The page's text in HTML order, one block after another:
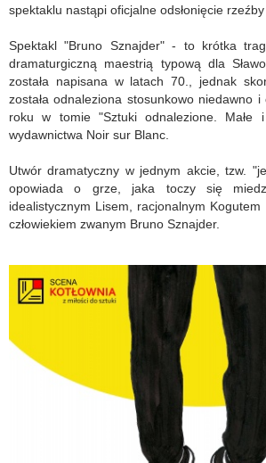
spektaklu nastąpi oficjalne odsłonięcie rzeźby
Spektakl "Bruno Sznajder" - to krótka
dramaturgiczną maestrią typową dla
została napisana w latach 70., jednak
została odnaleziona stosunkowo niedawno
roku w tomie "Sztuki odnalezione. Małe i
wydawnictwa Noir sur Blanc.
Utwór dramatyczny w jednym akcie, tzw.
opowiada o grze, jaka toczy się
idealistycznym Lisem, racjonalnym
człowiekiem zwanym Bruno Sznajder.